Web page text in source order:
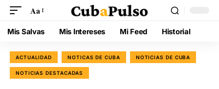
Aa
Mis Salvas Mis Intereses Mi Feed Historial
ACTUALIDAD NOTICAS DE CUBA NOTICIAS DE CUBA
NOTICIAS DESTACADAS